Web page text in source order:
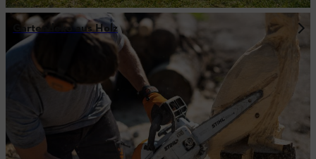
Gartendeko aus Holz